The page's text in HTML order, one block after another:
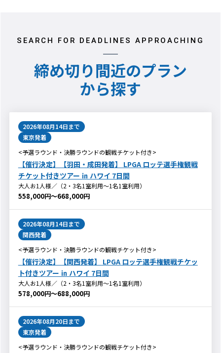
SEARCH FOR DEADLINES APPROACHING
締め切り間近のプラン
から探す
2026年08月14日まで
東京発着
<予選ラウンド・決勝ラウンドの観戦チケット付き>
【催行決定】【羽田・成田発着】 LPGA ロッテ選手権観戦
チケット付きツアー ㏌ ハワイ 7日間
大人お1人様／（2・3名1室利用～1名1室利用）
558,000円～668,000円
2026年08月14日まで
関西発着
<予選ラウンド・決勝ラウンドの観戦チケット付き>
【催行決定】【関西発着】 LPGA ロッテ選手権観戦チケッ
ト付きツアー ㏌ ハワイ 7日間
大人お1人様／（2・3名1室利用～1名1室利用）
578,000円～688,000円
2026年08月20日まで
東京発着
<予選ラウンド・決勝ラウンドの観戦チケット付き>